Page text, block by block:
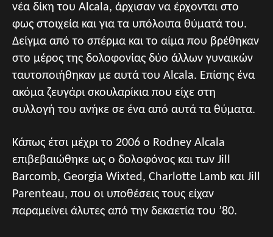
νέα δίκη του Alcala, άρχισαν να έρχονται στο
φως στοιχεία και για τα υπόλοιπα θύματά του.
Δείγμα από το σπέρμα και το αίμα που βρέθηκαν
στο μέρος της δολοφονίας δύο άλλων γυναικών
ταυτοποιήθηκαν με αυτά του Alcala. Επίσης ένα
ακόμα ζευγάρι σκουλαρίκια που είχε στη
συλλογή του ανήκε σε ένα από αυτά τα θύματα.
Κάπως έτσι μέχρι το 2006 ο Rodney Alcala
επιβεβαιώθηκε ως ο δολοφόνος και των Jill
Barcomb, Georgia Wixted, Charlotte Lamb και Jill
Parenteau, που οι υποθέσεις τους είχαν
παραμείνει άλυτες από την δεκαετία του ’80.